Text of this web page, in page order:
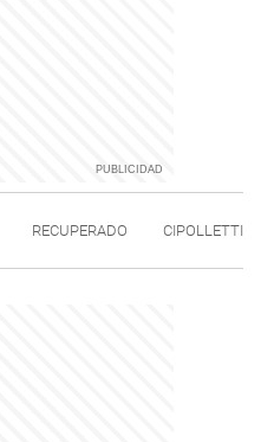
RECUPERADO CIPOLLETTI